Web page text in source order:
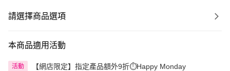
請選擇商品選項
本商品適用活動
活動 【網店限定】指定產品額外9折⏱️Happy Monday